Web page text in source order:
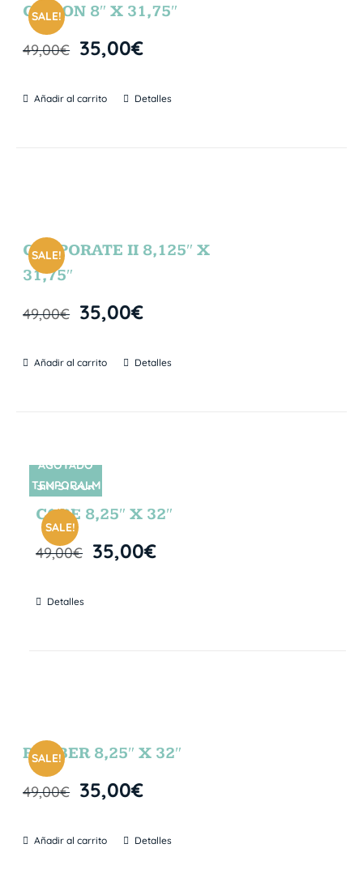
SALE!
GIBSON 8″ X 31,75″
49,00€ 35,00€
Añadir al carrito Detalles
SALE!
CORPORATE II 8,125″ X
31,75″
49,00€ 35,00€
Añadir al carrito Detalles
SIN STOCK
SALE!
AGOTADO
TEMPORALM
ENTE
CORE 8,25″ X 32″
49,00€ 35,00€
Detalles
SALE!
RUBBER 8,25″ X 32″
49,00€ 35,00€
Añadir al carrito Detalles